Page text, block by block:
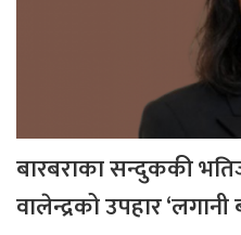
बारबराका सन्दुककी
वालेन्द्रको उपहार